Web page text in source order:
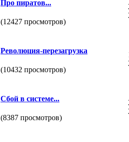
Про пиратов...
(12427 просмотров)
Революция-перезагрузка
(10432 просмотров)
Сбой в системе...
(8387 просмотров)